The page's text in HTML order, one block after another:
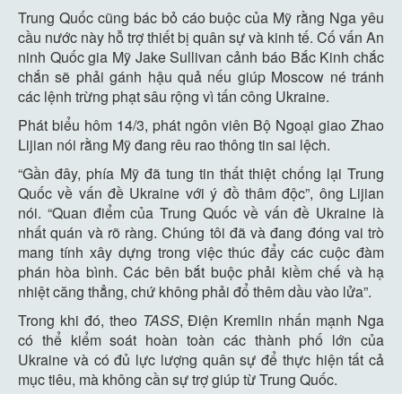
Trung Quốc cũng bác bỏ cáo buộc của Mỹ rằng Nga yêu
cầu nước này hỗ trợ thiết bị quân sự và kinh tế. Cố vấn An
ninh Quốc gia Mỹ Jake Sullivan cảnh báo Bắc Kinh chắc
chắn sẽ phải gánh hậu quả nếu giúp Moscow né tránh
các lệnh trừng phạt sâu rộng vì tấn công Ukraine.
Phát biểu hôm 14/3, phát ngôn viên Bộ Ngoại giao Zhao
Lijian nói rằng Mỹ đang rêu rao thông tin sai lệch.
“Gần đây, phía Mỹ đã tung tin thất thiệt chống lại Trung
Quốc về vấn đề Ukraine với ý đồ thâm độc”, ông Lijian
nói. “Quan điểm của Trung Quốc về vấn đề Ukraine là
nhất quán và rõ ràng. Chúng tôi đã và đang đóng vai trò
mang tính xây dựng trong việc thúc đẩy các cuộc đàm
phán hòa bình. Các bên bắt buộc phải kiềm chế và hạ
nhiệt căng thẳng, chứ không phải đổ thêm dầu vào lửa”.
Trong khi đó, theo TASS, Điện Kremlin nhấn mạnh Nga
có thể kiểm soát hoàn toàn các thành phố lớn của
Ukraine và có đủ lực lượng quân sự để thực hiện tất cả
mục tiêu, mà không cần sự trợ giúp từ Trung Quốc.